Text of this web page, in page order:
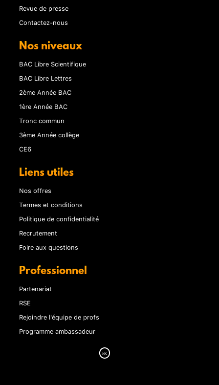
Revue de presse
Contactez-nous
Nos niveaux
BAC Libre Scientifique
BAC Libre Lettres
2ème Année BAC
1ère Année BAC
Tronc commun
3ème Année collège
CE6
Liens utiles
Nos offres
Termes et conditions
Politique de confidentialité
Recrutement
Foire aux questions
Professionnel
Partenariat
RSE
Rejoindre l'équipe de profs
Programme ambassadeur